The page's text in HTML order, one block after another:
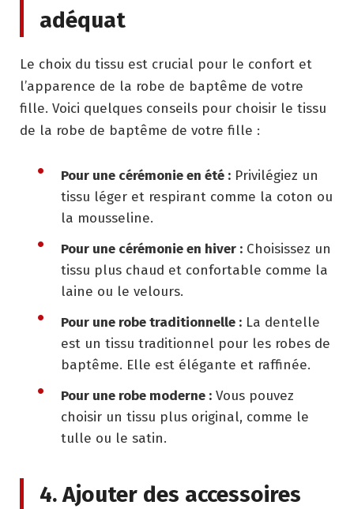
adéquat
Le choix du tissu est crucial pour le confort et
l’apparence de la robe de baptême de votre
fille. Voici quelques conseils pour choisir le tissu
de la robe de baptême de votre fille :
Pour une cérémonie en été : Privilégiez un
tissu léger et respirant comme la coton ou
la mousseline.
Pour une cérémonie en hiver : Choisissez un
tissu plus chaud et confortable comme la
laine ou le velours.
Pour une robe traditionnelle : La dentelle
est un tissu traditionnel pour les robes de
baptême. Elle est élégante et raffinée.
Pour une robe moderne : Vous pouvez
choisir un tissu plus original, comme le
tulle ou le satin.
4. Ajouter des accessoires